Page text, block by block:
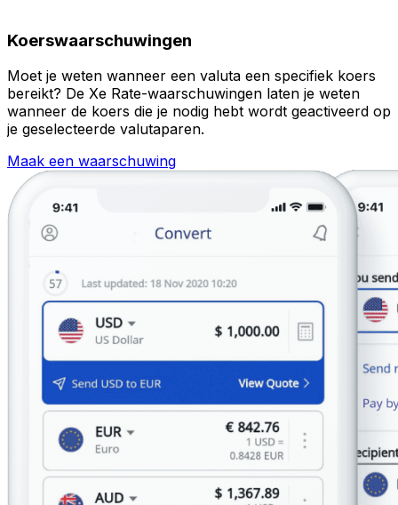
Koerswaarschuwingen
Moet je weten wanneer een valuta een specifiek koers
bereikt? De Xe Rate-waarschuwingen laten je weten
wanneer de koers die je nodig hebt wordt geactiveerd op
je geselecteerde valutaparen.
Maak een waarschuwing